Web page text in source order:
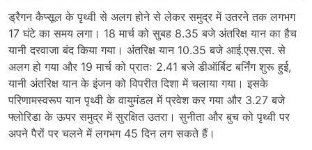
ड्रैगन कैप्सूल के पृथ्वी से अलग होने से लेकर समुद्र में उतरने तक लगभग
17 घंटे का समय लगा। 18 मार्च को सुबह 8.35 बजे अंतरिक्ष यान का हैच
यानी दरवाजा बंद किया गया। अंतरिक्ष यान 10.35 बजे आई.एस.एस. से
अलग हो गया और 19 मार्च को प्रातः 2.41 बजे डीऑर्बिट बर्निंग शुरू हुई,
यानी अंतरिक्ष यान के इंजन को विपरीत दिशा में चलाया गया। इसके
परिणामस्वरूप यान पृथ्वी के वायुमंडल में प्रवेश कर गया और 3.27 बजे
फ्लोरिडा के ऊपर समुद्र में सुरक्षित उतरा। सुनीता और बुच को पृथ्वी पर
अपने पैरों पर चलने में लगभग 45 दिन लग सकते हैं।